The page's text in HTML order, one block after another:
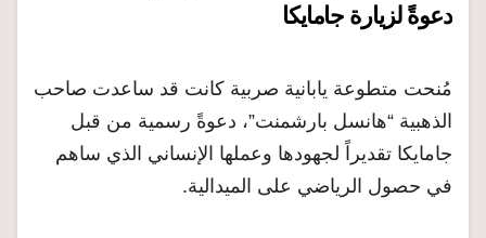
دعوةً لزيارة جامايكا
مُنحت متطوعة يابانية صربية كانت قد ساعدت صاحب
الذهبية “هانسل بارشمنت”، دعوةً رسمية من قبل
جامايكا تقديراً لجهودها وعملها الإنساني الذي ساهم
في حصول الرياضي على الميدالية.